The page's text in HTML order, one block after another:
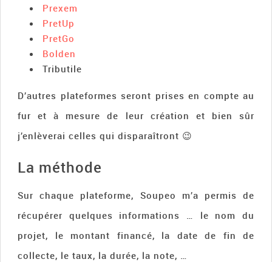
Prexem
PretUp
PretGo
Bolden
Tributile
D’autres plateformes seront prises en compte au
fur et à mesure de leur création et bien sûr
j’enlèverai celles qui disparaîtront 😉
La méthode
Sur chaque plateforme, Soupeo m’a permis de
récupérer quelques informations … le nom du
projet, le montant financé, la date de fin de
collecte, le taux, la durée, la note, …